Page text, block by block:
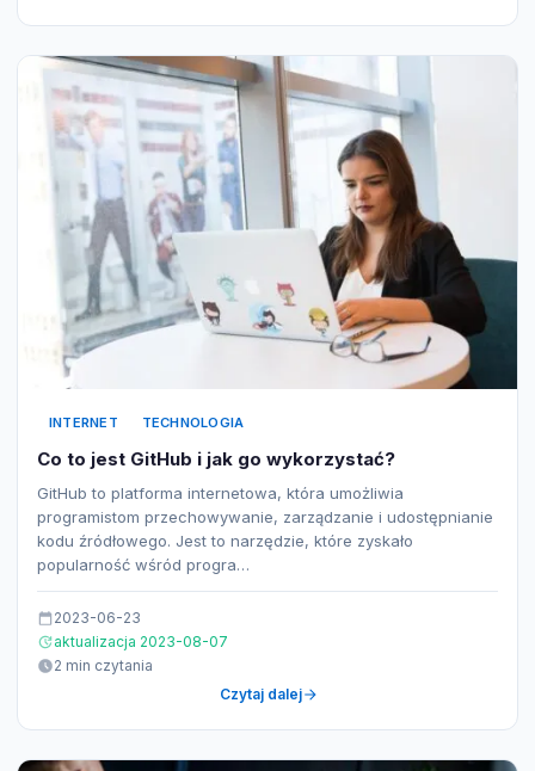
INTERNET TECHNOLOGIA
Co to jest GitHub i jak go wykorzystać?
GitHub to platforma internetowa, która umożliwia
programistom przechowywanie, zarządzanie i udostępnianie
kodu źródłowego. Jest to narzędzie, które zyskało
popularność wśród progra…
2023-06-23
aktualizacja 2023-08-07
2 min czytania
Czytaj dalej